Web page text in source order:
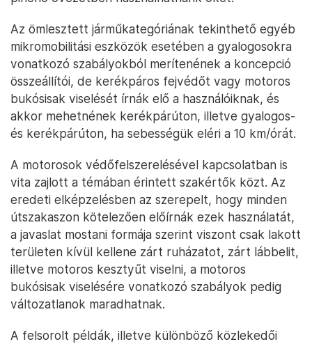
Az ömlesztett járműkategóriának tekinthető egyéb
mikromobilitási eszközök esetében a gyalogosokra
vonatkozó szabályokból merítenének a koncepció
összeállítói, de kerékpáros fejvédőt vagy motoros
bukósisak viselését írnák elő a használóiknak, és
akkor mehetnének kerékpárúton, illetve gyalogos-
és kerékpárúton, ha sebességük eléri a 10 km/órát.
A motorosok védőfelszerelésével kapcsolatban is
vita zajlott a témában érintett szakértők közt. Az
eredeti elképzelésben az szerepelt, hogy minden
útszakaszon kötelezően előírnák ezek használatát,
a javaslat mostani formája szerint viszont csak lakott
területen kívül kellene zárt ruházatot, zárt lábbelit,
illetve motoros kesztyűt viselni, a motoros
bukósisak viselésére vonatkozó szabályok pedig
változatlanok maradhatnak.
A felsorolt példák, illetve különböző közlekedői